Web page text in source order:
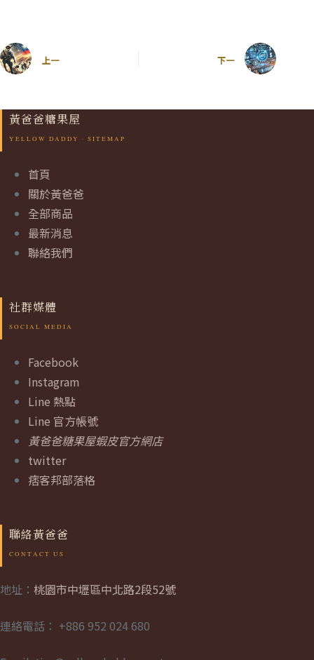
上一 下一
黃爸爸糖果屋
首頁
關於黃爸爸
全部商品
最新消息
聯絡我們
社群媒體
Facebook
Instagram
Line 熱點
Line 官方帳號
黃爸爸糖果屋蝦皮官方網店
twitter
痞客邦部落格
聯絡黃爸爸
地址： 桃園市中壢區中北路2段52號
連絡電話： +886 952 024 680